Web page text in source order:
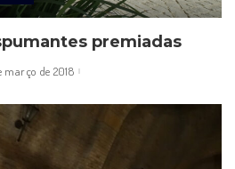
premiadas
março de 2018